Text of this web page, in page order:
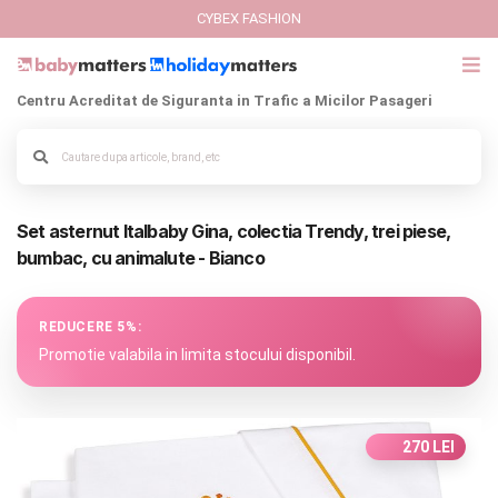
Italbaby Collections
CARUCIOARE COPII
CYBEX FASHION
Centru Acreditat de Siguranta in Trafic a Micilor Pasageri
Set asternut Italbaby Gina, colectia Trendy, trei piese,
bumbac, cu animalute - Bianco
REDUCERE 5%:
Promotie valabila in limita stocului disponibil.
270 LEI